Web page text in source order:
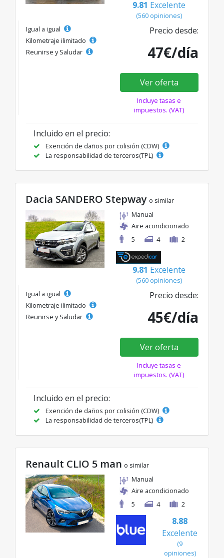
9.81 Excelente
(560 opiniones)
Igual a igual
Kilometraje ilimitado
Reunirse y Saludar
Precio desde:
47€/día
Ver oferta
Incluye tasas e
impuestos. (VAT)
Incluido en el precio:
Exención de daños por colisión (CDW)
La responsabilidad de terceros(TPL)
Dacia SANDERO Stepway o similar
Manual
Aire acondicionado
5
4 2
9.81 Excelente
(560 opiniones)
Igual a igual
Kilometraje ilimitado
Reunirse y Saludar
Precio desde:
45€/día
Ver oferta
Incluye tasas e
impuestos. (VAT)
Incluido en el precio:
Exención de daños por colisión (CDW)
La responsabilidad de terceros(TPL)
Renault CLIO 5 man o similar
Manual
Aire acondicionado
5
4 2
8.88
Excelente
(9
opiniones)